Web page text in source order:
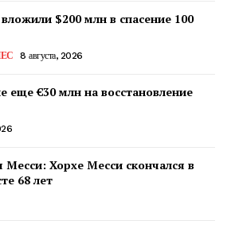
КавПолит
$200 млн в спасение 100
8 августа, 2026
еще €30 млн на восстановление
Хорхе Месси скончался в
68 лет